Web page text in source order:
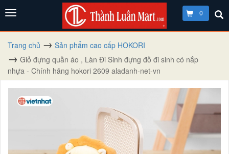
0
Trang chủ
Sản phẩm cao cấp HOKORI
Giỏ đựng quần áo , Làn Đi Sinh đựng đồ đi sinh có nắp
nhựa - Chính hãng hokori 2609 aladanh-net-vn